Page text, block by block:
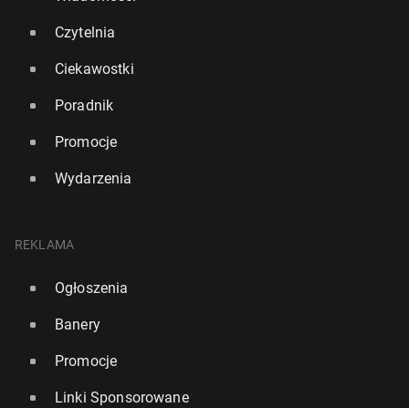
Norris będzie miał swoją figurę w słynnym muzeum
w Lon­dy­nie
Czytelnia
Ciekawostki
Poradnik
Promocje
Wydarzenia
REKLAMA
Ogłoszenia
Banery
Promocje
Linki Sponsorowane